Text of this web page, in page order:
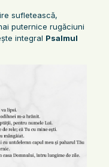
sufletească,
puternice rugăciuni
integral Psalmul